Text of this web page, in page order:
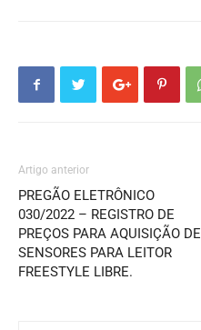
Artigo anterior
PREGÃO ELETRÔNICO
030/2022 – REGISTRO DE
PREÇOS PARA AQUISIÇÃO DE
SENSORES PARA LEITOR
FREESTYLE LIBRE.